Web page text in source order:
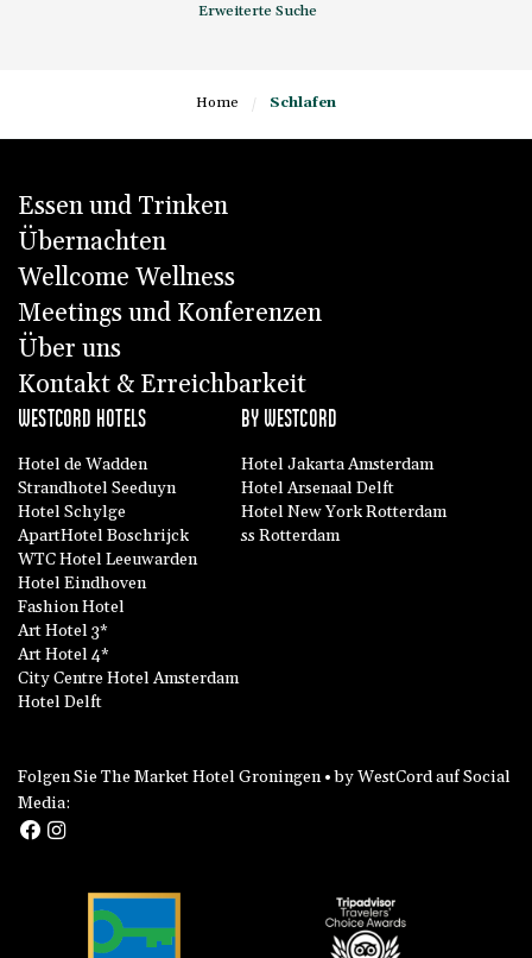
Erweiterte Suche
Home / Schlafen
Essen und Trinken
Übernachten
Wellcome Wellness
Meetings und Konferenzen
Über uns
Kontakt & Erreichbarkeit
WESTCORD HOTELS
Hotel de Wadden
Strandhotel Seeduyn
Hotel Schylge
ApartHotel Boschrijck
WTC Hotel Leeuwarden
Hotel Eindhoven
Fashion Hotel
Art Hotel 3*
Art Hotel 4*
City Centre Hotel Amsterdam
Hotel Delft
BY WESTCORD
Hotel Jakarta Amsterdam
Hotel Arsenaal Delft
Hotel New York Rotterdam
ss Rotterdam
Folgen Sie The Market Hotel Groningen • by WestCord auf Social
Media: